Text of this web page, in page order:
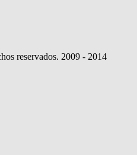
reservados. 2009 - 2014